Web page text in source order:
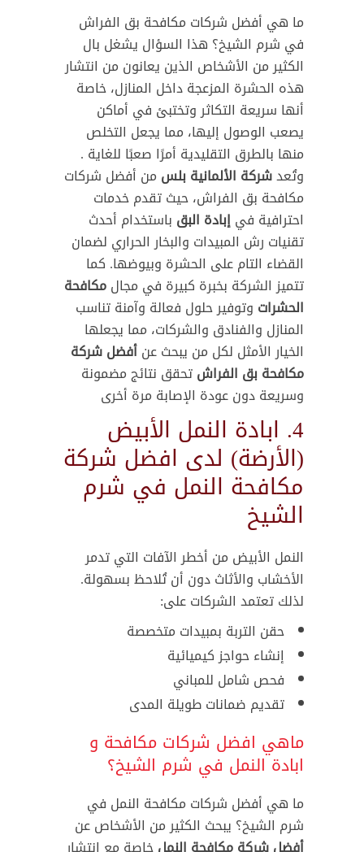
ما هي أفضل شركات مكافحة بق الفراش
في شرم الشيخ؟ هذا السؤال يشغل بال
الكثير من الأشخاص الذين يعانون من انتشار
هذه الحشرة المزعجة داخل المنازل، خاصة
أنها سريعة التكاثر وتختبئ في أماكن
يصعب الوصول إليها، مما يجعل التخلص
منها بالطرق التقليدية أمرًا صعبًا للغاية .
وتُعدشركة الألمانية بلس من أفضل شركات
مكافحة بق الفراش، حيث تقدم خدمات
احترافية فيإبادة البق باستخدام أحدث
تقنيات رش المبيدات والبخار الحراري لضمان
القضاء التام على الحشرة وبيوضها. كما
تتميز الشركة بخبرة كبيرة في مجالمكافحة
الحشرات وتوفير حلول فعالة وآمنة تناسب
المنازل والفنادق والشركات، مما يجعلها
الخيار الأمثل لكل من يبحث عنأفضل شركة
مكافحة بق الفراشتحقق نتائج مضمونة
وسريعة دون عودة الإصابة مرة أخرى
4. ابادة النمل الأبيض
(الأرضة) لدى افضل شركة
مكافحة النمل في شرم
الشيخ
النمل الأبيض من أخطر الآفات التي تدمر
الأخشاب والأثاث دون أن تُلاحظ بسهولة.
لذلك تعتمد الشركات على:
حقن التربة بمبيدات متخصصة
إنشاء حواجز كيميائية
فحص شامل للمباني
تقديم ضمانات طويلة المدى
ماهي افضل شركات مكافحة و
ابادة النمل في شرم الشيخ؟
ما هي أفضل شركات مكافحة النمل في
شرم الشيخ؟ يبحث الكثير من الأشخاص عن